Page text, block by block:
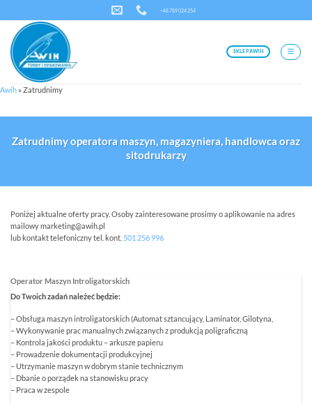
zawartości
+48 789 024 254
SKLEP AWIH
Awih » Zatrudnimy
Zatrudnimy operatora maszyn, magazyniera, handlowca oraz
sitodrukarzy
Poniżej aktualne oferty pracy. Osoby zainteresowane prosimy o aplikowanie na adres
mailowy marketing@awih.pl
lub kontakt telefoniczny tel. kont. 501 256 996
Operator Maszyn Introligatorskich
Do Twoich zadań należeć będzie:
– Obsługa maszyn introligatorskich (Automat sztancujący, Laminator, Gilotyna,
– Wykonywanie prac manualnych związanych z produkcją poligraficzną
– Kontrola jakości produktu – arkusze papieru
– Prowadzenie dokumentacji produkcyjnej
– Utrzymanie maszyn w dobrym stanie technicznym
– Dbanie o porządek na stanowisku pracy
– Praca w zespole